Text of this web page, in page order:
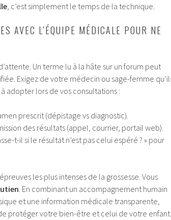
, c’est simplement le temps de la technique.
AVEC L’ÉQUIPE MÉDICALE POUR NE
Un terme lu à la hâte sur un forum peut
Exigez de votre médecin ou sage-femme
adopter lors de vos consultations :
prescrit (dépistage vs diagnostic).
des résultats (appel, courrier, portail web).
t-il si le résultat n’est pas celui espéré ? » pour
les plus intenses de la grossesse. Vous
. En combinant un accompagnement humain
et une information médicale transparente,
protéger votre bien-être et celui de votre enfant.